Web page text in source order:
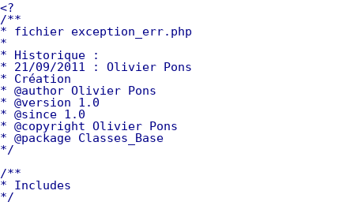
<?
/**
* fichier exception_err.php
*
* Historique :
* 21/09/2011 : Olivier Pons
* Création
* @author Olivier Pons
* @version 1.0
* @since 1.0
* @copyright Olivier Pons
* @package Classes_Base
*/
/**
* Includes
*/